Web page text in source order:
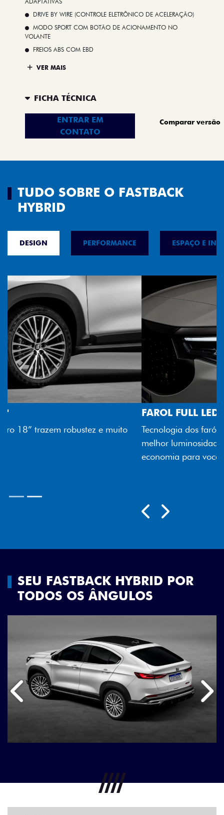
DRIVE BY WIRE (CONTROLE ELETRÔNICO DE ACELERAÇÃO)
MODO SPORT COM BOTÃO DE ACIONAMENTO NO
VOLANTE
FREIOS ABS COM EBD
VER MAIS
FICHA TÉCNICA
ENTRAR EM
CONTATO
Comparar versão
TUDO SOBRE O FASTBACK
HYBRID
DESIGN PERFORMANCE ESPAÇO E
FAROL FULL LED
Tecnologia dos faróis totalmente em LED garante
melhor luminosidade, maior durabilidade e mais
SEU FASTBACK HYBRID POR
TODOS OS ÂNGULOS
Anterior